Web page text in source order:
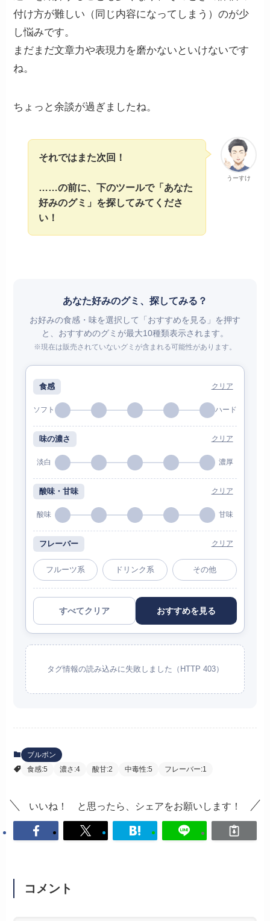
付け方が難しい（同じ内容になってしまう）のが少
し悩みです。
まだまだ文章力や表現力を磨かないといけないです
ね。
ちょっと余談が過ぎましたね。
うーすけ
それではまた次回！
……の前に、下のツールで「あなた
好みのグミ」を探してみてくださ
い！
あなた好みのグミ、探してみる？
お好みの食感・味を選択して「おすすめを見る」を押す
と、おすすめのグミが最大10種類表示されます。
※現在は販売されていないグミが含まれる可能性があります。
食感 クリア
ソフト ハード
味の濃さ クリア
淡白 濃厚
酸味・甘味 クリア
酸味 甘味
フレーバー クリア
フルーツ系 ドリンク系 その他
すべてクリア おすすめを見る
タグ情報の読み込みに失敗しました（HTTP 403）
ブルボン
食感:5
濃さ:4 酸甘:2 中毒性:5 フレーバー:1
いいね！ と思ったら、シェアをお願いします！
コメント